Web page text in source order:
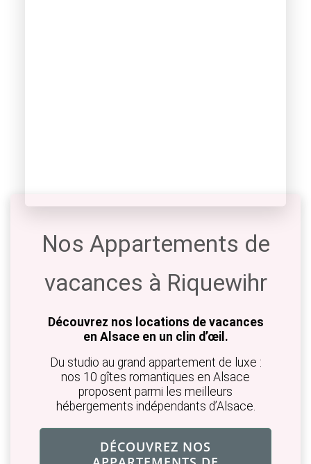
Nos Appartements de
vacances à Riquewihr
Découvrez nos locations de vacances
en Alsace en un clin d’œil.
Du studio au grand appartement de luxe :
nos 10 gîtes romantiques en Alsace
proposent parmi les meilleurs
hébergements indépendants d’Alsace.
DÉCOUVREZ NOS